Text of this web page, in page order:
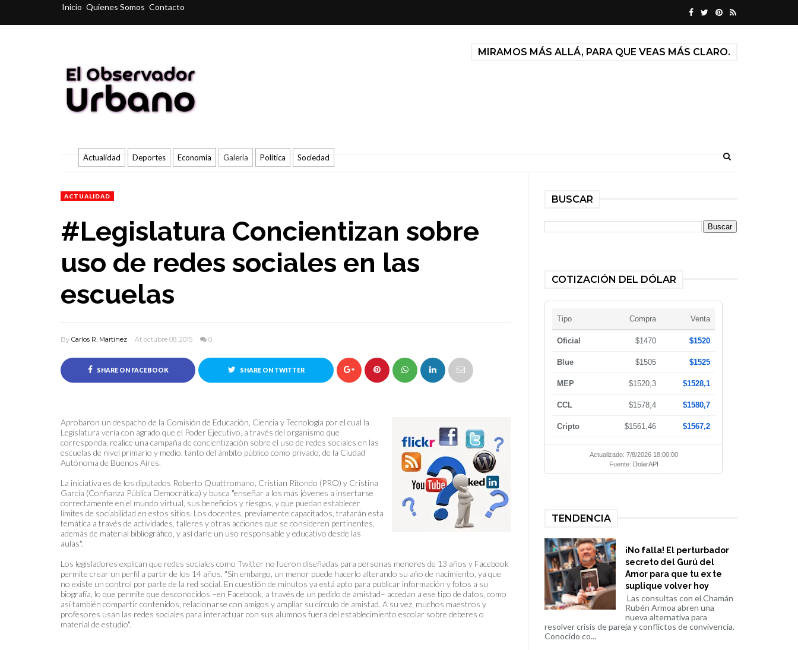
Inicio Quienes Somos Contacto
MIRAMOS MÁS ALLÁ, PARA QUE VEAS MÁS CLARO.
Actualidad Deportes Economía Galería Politica Sociedad
ACTUALIDAD
#Legislatura Concientizan sobre
uso de redes sociales en las
escuelas
By Carlos R. Martinez At octubre 08, 2015 0
SHARE ON FACEBOOK SHARE ON TWITTER
Aprobaron un despacho de la Comisión de Educación, Ciencia y Tecnología por el cual la
Legislatura vería con agrado que el Poder Ejecutivo, a través del organismo que
corresponda, realice una campaña de concientización sobre el uso de redes sociales en las
escuelas de nivel primario y medio, tanto del ámbito público como privado, de la Ciudad
Autónoma de Buenos Aires.
La iniciativa es de los diputados Roberto Quattromano, Cristian Ritondo (PRO) y Cristina
García (Confianza Pública Democrática) y busca "enseñar a los más jóvenes a insertarse
correctamente en el mundo virtual, sus beneficios y riesgos, y que puedan establecer
límites de sociabilidad en estos sitios. Los docentes, previamente capacitados, tratarán esta
temática a través de actividades, talleres y otras acciones que se consideren pertinentes,
además de material bibliográfico, y así darle un uso responsable y educativo desde las
aulas".
Los legisladores explican que redes sociales como Twitter no fueron diseñadas para personas menores de 13 años y Facebook
permite crear un perfil a partir de los 14 años. "Sin embargo, un menor puede hacerlo alterando su año de nacimiento, ya que
no existe un control por parte de la red social. En cuestión de minutos ya está apto para publicar información y fotos a su
biografía, lo que permite que desconocidos –en Facebook, a través de un pedido de amistad– accedan a ese tipo de datos, como
así también compartir contenidos, relacionarse con amigos y ampliar su círculo de amistad. A su vez, muchos maestros y
profesores usan las redes sociales para interactuar con sus alumnos fuera del establecimiento escolar sobre deberes o
material de estudio".
BUSCAR
COTIZACIÓN DEL DÓLAR
Tipo Compra Venta
Oficial $1470 $1520
Blue $1505 $1525
MEP $1520,3 $1528,1
CCL $1578,4 $1580,7
Cripto $1561,46 $1567,2
Actualizado: 7/8/2026 18:00:00
Fuente: DolarAPI
TENDENCIA
¡No falla! El perturbador
secreto del Gurú del
Amor para que tu ex te
suplique volver hoy
Las consultas con el Chamán
Rubén Armoa abren una
nueva alternativa para
resolver crisis de pareja y conflictos de convivencia.
Conocido co...